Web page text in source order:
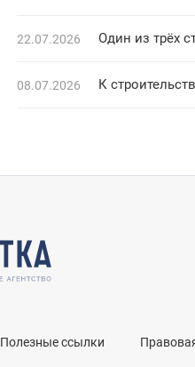
22.07.2026 Один из трёх
08.07.2026 К
Полезные ссылки